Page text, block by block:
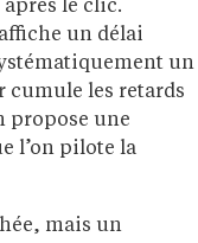
le clic.
un délai
un
cumule les retards
propose une
l’on pilote la
mais un